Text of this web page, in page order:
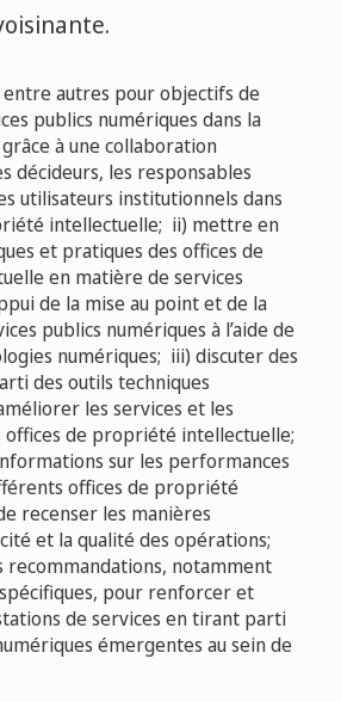
entre autres pour objectifs de
publics numériques dans la
grâce à une collaboration
décideurs, les responsables
utilisateurs institutionnels dans
intellectuelle; ii) mettre en
et pratiques des offices de
en matière de services
de la mise au point et de la
publics numériques à l’aide de
numériques; iii) discuter des
des outils techniques
les services et les
offices de propriété intellectuelle;
sur les performances
offices de propriété
recenser les manières
et la qualité des opérations;
notamment
spécifiques, pour renforcer et
de services en tirant parti
émergentes au sein de